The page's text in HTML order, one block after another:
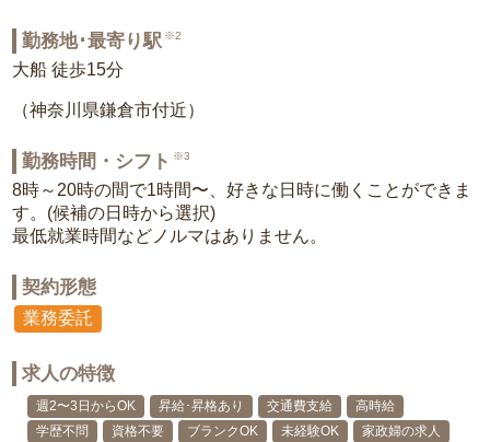
勤務地･最寄り駅 ※2
大船 徒歩15分
（神奈川県鎌倉市付近）
勤務時間・シフト ※3
8時～20時の間で1時間〜、好きな日時に働くことができま
す。(候補の日時から選択)
最低就業時間などノルマはありません。
契約形態
業務委託
求人の特徴
週2〜3日からOK 昇給･昇格あり 交通費支給
高時給
学歴不問
資格不要 ブランクOK 未経験OK
家政婦の求人